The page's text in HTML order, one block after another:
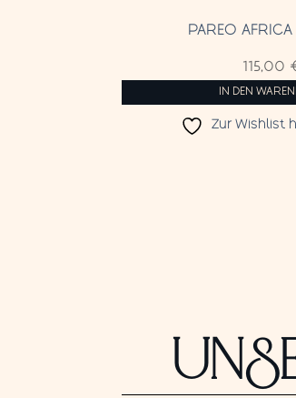
PAREO
115,00
IN DEN
Zur Wishlist